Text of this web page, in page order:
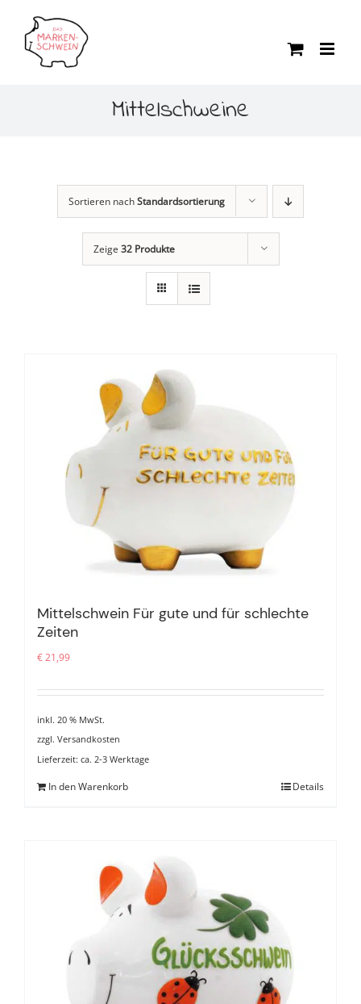
springen
Mittelschweine
Sortieren nachStandardsortierung
Zeige 32 Produkte
Mittelschwein Für gute und für schlechte
Zeiten
€21,99
inkl. 20 % MwSt.
zzgl. Versandkosten
Lieferzeit: ca. 2-3 Werktage
In den Warenkorb Details